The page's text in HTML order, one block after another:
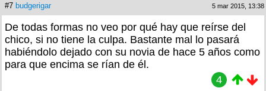
#7 budgerigar 5 mar 2015, 13:38
De todas formas no veo por qué hay que reírse del
chico, si no tiene la culpa. Bastante mal lo pasará
habiéndolo dejado con su novia de hace 5 años como
para que encima se rían de él.
4